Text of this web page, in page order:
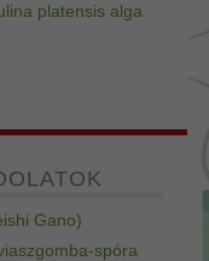
platensis alga
Gano)
spóra